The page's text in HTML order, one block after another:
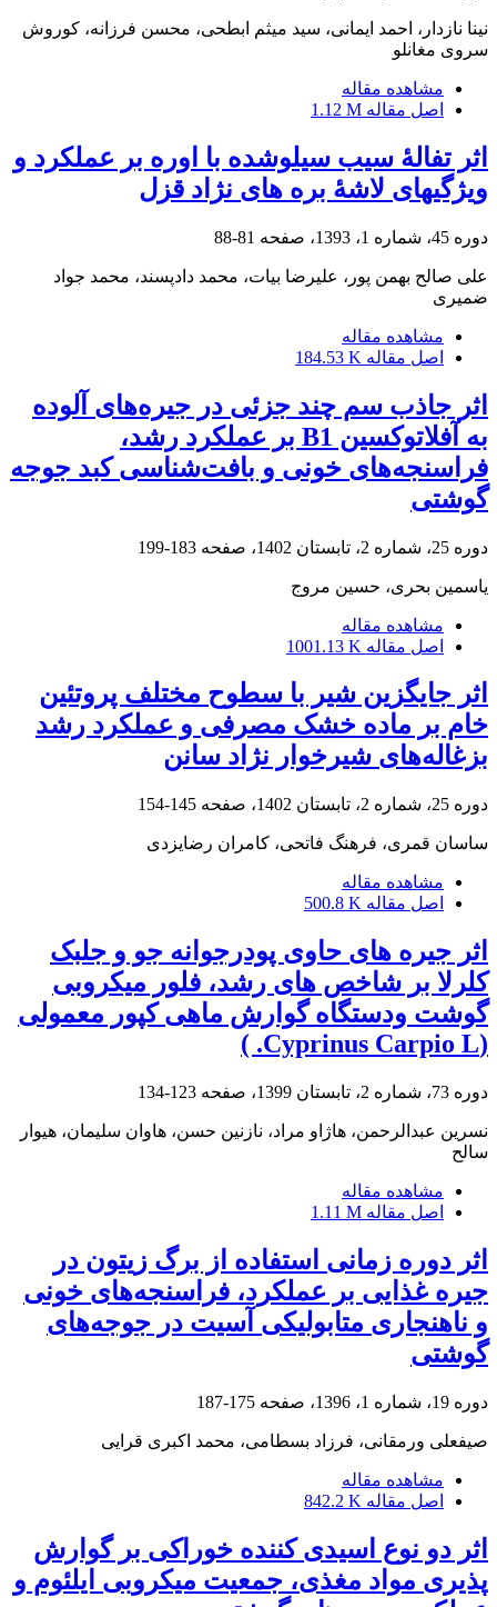
نینا نازدار، احمد ایمانی، سید میثم ابطحی، محسن فرزانه، کوروش
سروی مغانلو
مشاهده مقاله
اصل مقاله 1.12 M
اثر تفالۀ سیب سیلوشده با اوره بر عملکرد و
ویژگی‏های لاشۀ بره‏ های نژاد قزل
دوره 45، شماره 1، 1393، صفحه 81-88
علی صالح بهمن پور، علیرضا بیات، محمد دادپسند، محمد جواد
ضمیری
مشاهده مقاله
اصل مقاله 184.53 K
اثر جاذب سم چند جزئی در جیره‌های آلوده
به آفلاتوکسین B1 بر عملکرد رشد،
فراسنجه‌های خونی و بافت‌شناسی کبد جوجه
گوشتی
دوره 25، شماره 2، تابستان 1402، صفحه 183-199
یاسمین بحری، حسین مروج
مشاهده مقاله
اصل مقاله 1001.13 K
‌اثر جایگزین شیر با سطوح مختلف پروتئین
خام بر ماده خشک مصرفی و عملکرد رشد
بزغاله‌های شیرخوار نژاد سانن
دوره 25، شماره 2، تابستان 1402، صفحه 145-154
ساسان قمری، فرهنگ فاتحی، کامران رضایزدی
مشاهده مقاله
اصل مقاله 500.8 K
اثر جیره های حاوی پودرجوانه جو و جلبک
کلرلا بر شاخص های رشد، فلور میکروبی
گوشت ودستگاه گوارش ماهی کپور معمولی
(Cyprinus Carpio L. )
دوره 73، شماره 2، تابستان 1399، صفحه 123-134
نسرین عبدالرحمن، هاژاو مراد، نازنین حسن، هاوان سلیمان، هیوار
سالح
مشاهده مقاله
اصل مقاله 1.11 M
اثر دوره زمانی استفاده از برگ زیتون در
جیره ‌غذایی بر عملکرد، فراسنجه‌های خونی
و ناهنجاری متابولیکی آسیت در جوجه‌های
گوشتی
دوره 19، شماره 1، 1396، صفحه 175-187
صیفعلی ورمقانی، فرزاد بسطامی، محمد اکبری قرایی
مشاهده مقاله
اصل مقاله 842.2 K
اثر دو نوع اسیدی کننده‏ خوراکی بر گوارش
پذیری مواد مغذی، جمعیت میکروبی ایلئوم‌ و